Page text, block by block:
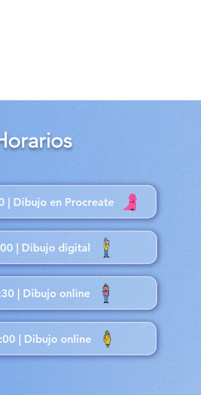
| Dibujo en Procreate
| Dibujo digital
| Dibujo online
| Dibujo online